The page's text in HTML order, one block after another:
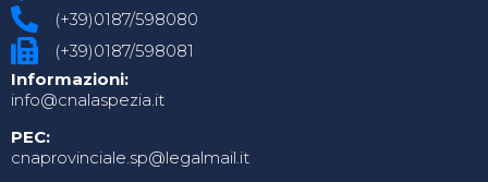
(+39)0187/598080
(+39)0187/598081
Informazioni:
info@cnalaspezia.it
PEC:
cnaprovinciale.sp@legalmail.it